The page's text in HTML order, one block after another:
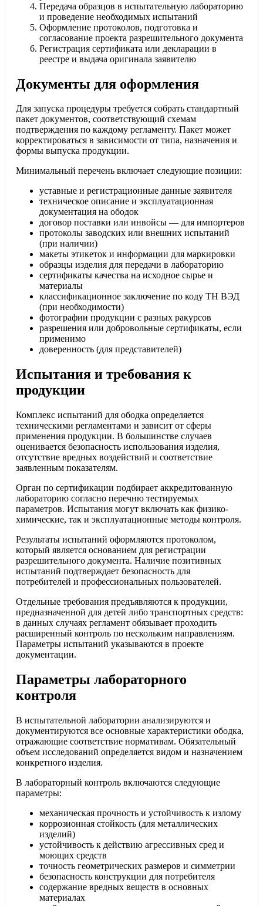
Передача образцов в испытательную лабораторию
и проведение необходимых испытаний
Оформление протоколов, подготовка и
согласование проекта разрешительного документа
Регистрация сертификата или декларации в
реестре и выдача оригинала заявителю
Документы для оформления
Для запуска процедуры требуется собрать стандартный
пакет документов, соответствующий схемам
подтверждения по каждому регламенту. Пакет может
корректироваться в зависимости от типа, назначения и
формы выпуска продукции.
Минимальный перечень включает следующие позиции:
уставные и регистрационные данные заявителя
техническое описание и эксплуатационная
документация на ободок
договор поставки или инвойсы — для импортеров
протоколы заводских или внешних испытаний
(при наличии)
макеты этикеток и информации для маркировки
образцы изделия для передачи в лабораторию
сертификаты качества на исходное сырье и
материалы
классификационное заключение по коду ТН ВЭД
(при необходимости)
фотографии продукции с разных ракурсов
разрешения или добровольные сертификаты, если
применимо
доверенность (для представителей)
Испытания и требования к
продукции
Комплекс испытаний для ободка определяется
техническими регламентами и зависит от сферы
применения продукции. В большинстве случаев
оценивается безопасность использования изделия,
отсутствие вредных воздействий и соответствие
заявленным показателям.
Орган по сертификации подбирает аккредитованную
лабораторию согласно перечню тестируемых
параметров. Испытания могут включать как физико-
химические, так и эксплуатационные методы контроля.
Результаты испытаний оформляются протоколом,
который является основанием для регистрации
разрешительного документа. Наличие позитивных
испытаний подтверждает безопасность для
потребителей и профессиональных пользователей.
Отдельные требования предъявляются к продукции,
предназначенной для детей либо транспортных средств:
в данных случаях регламент обязывает проходить
расширенный контроль по нескольким направлениям.
Параметры испытаний указываются в проекте
документации.
Параметры лабораторного
контроля
В испытательной лаборатории анализируются и
документируются все основные характеристики ободка,
отражающие соответствие нормативам. Обязательный
объем исследований определяется видом и назначением
конкретного изделия.
В лабораторный контроль включаются следующие
параметры:
механическая прочность и устойчивость к излому
коррозионная стойкость (для металлических
изделий)
устойчивость к действию агрессивных сред и
моющих средств
точность геометрических размеров и симметрии
безопасность конструкции для потребителя
содержание вредных веществ в основных
материалах